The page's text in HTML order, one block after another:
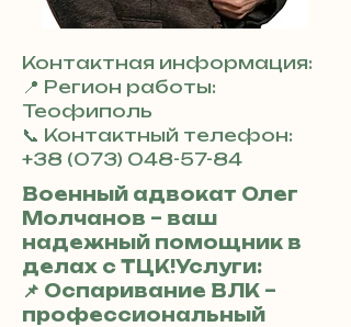
Контактная информация:
📍 Регион работы:
Теофиполь
📞 Контактный телефон:
+38 (073) 048-57-84
Военный адвокат Олег
Молчанов – ваш
надежный помощник в
делах с ТЦК!Услуги:
📌 Оспаривание ВЛК –
профессиональный